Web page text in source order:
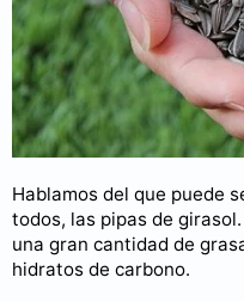
Hablamos del que puede
todos, las pipas de
una gran cantidad de
hidratos de carbono.